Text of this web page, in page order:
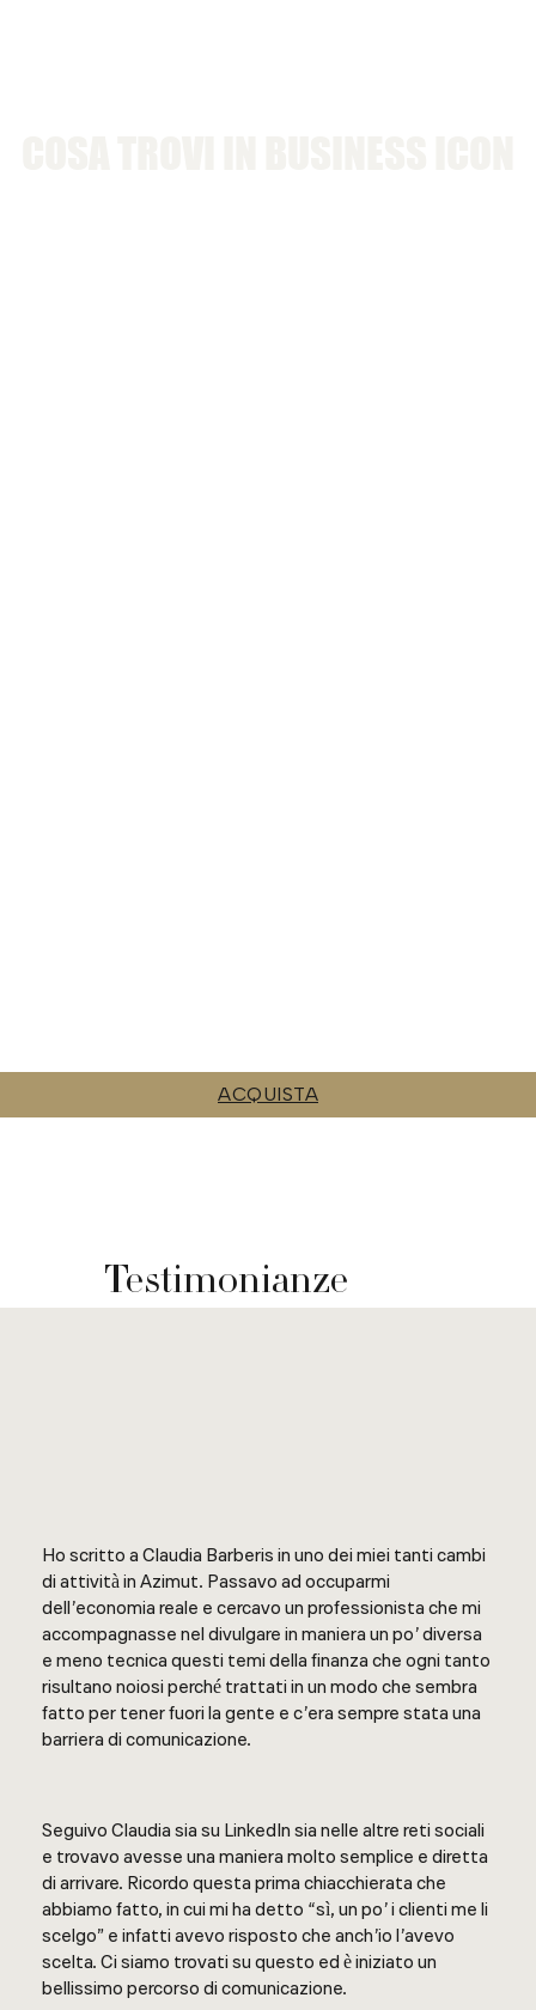
ACQUISTA
Testimonianze
Ho scritto a Claudia Barberis in uno dei miei tanti cambi
di attività in Azimut. Passavo ad occuparmi
dell’economia reale e cercavo un professionista che mi
accompagnasse nel divulgare in maniera un po’ diversa
e meno tecnica questi temi della finanza che ogni tanto
risultano noiosi perché trattati in un modo che sembra
fatto per tener fuori la gente e c’era sempre stata una
barriera di comunicazione.
Seguivo Claudia sia su LinkedIn sia nelle altre reti sociali
e trovavo avesse una maniera molto semplice e diretta
di arrivare. Ricordo questa prima chiacchierata che
abbiamo fatto, in cui mi ha detto “sì, un po’ i clienti me li
scelgo” e infatti avevo risposto che anch’io l’avevo
scelta. Ci siamo trovati su questo ed è iniziato un
bellissimo percorso di comunicazione.